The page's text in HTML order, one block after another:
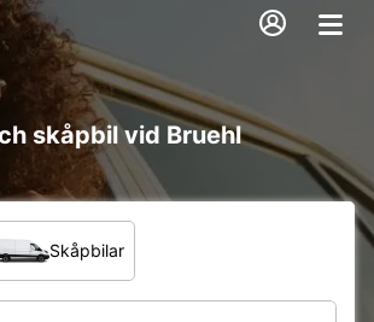
skåpbil vid Bruehl
Skåpbilar